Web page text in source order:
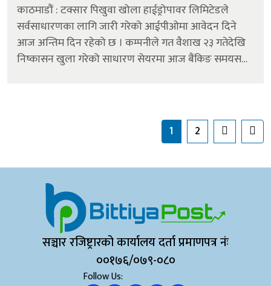
काठमाडौं : टक्सार पिखुवा खोला हाईड्रोपावर लिमिटेडले
सर्वसाधारणका लागि जारी गरेको आईपीओमा आवेदन दिने
आज अन्तिम दिन रहेको छ । कम्पनीले गत वैशाख २३ गतेदेखि
निष्कासन खुला गरेको साधारण सेयरमा आज बैंकिङ समयसम्म
1 2
सञ्चार रजिष्ट्रारको कार्यालय दर्ता प्रमाणपत्र नंः
००१७६/०७९-०८०
Follow Us: